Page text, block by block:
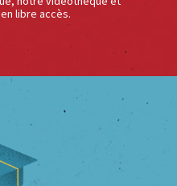
libre accès.